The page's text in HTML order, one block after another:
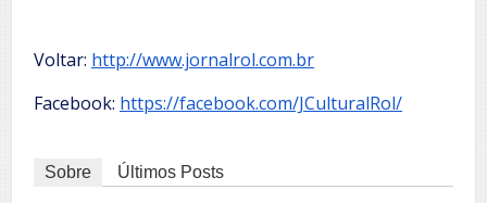
Voltar: http://www.jornalrol.com.br
Facebook: https://facebook.com/JCulturalRol/
Sobre Últimos Posts